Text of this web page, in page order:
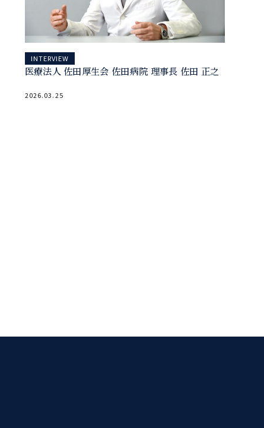
INTERVIEW
医療法人 佐田厚生会 佐田病院 理事長 佐田 正之
2026.03.25